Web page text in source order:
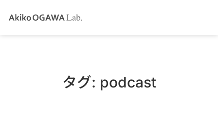
タグ: podcast